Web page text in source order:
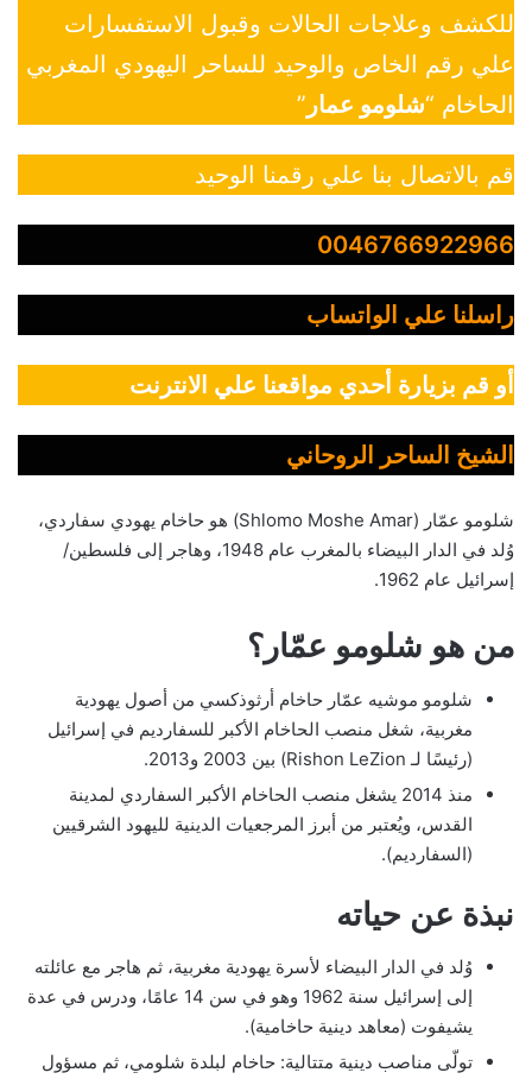
للكشف وعلاجات الحالات وقبول الاستفسارات
علي رقم الخاص والوحيد للساحر اليهودي المغربي
الحاخام “شلومو عمار ”
قم بالاتصال بنا علي رقمنا الوحيد
0046766922966
راسلنا علي الواتساب
أو قم بزيارة أحدي مواقعنا علي الانترنت
الشيخ الساحر الروحاني
شلومو عمّار (Shlomo Moshe Amar) هو حاخام يهودي سفاردي،
وُلد في الدار البيضاء بالمغرب عام 1948، وهاجر إلى فلسطين/
إسرائيل عام 1962.
من هو شلومو عمّار؟
شلومو موشيه عمّار حاخام أرثوذكسي من أصول يهودية
مغربية، شغل منصب الحاخام الأكبر للسفارديم في إسرائيل
(رئيسًا لـ Rishon LeZion) بين 2003 و2013.
منذ 2014 يشغل منصب الحاخام الأكبر السفاردي لمدينة
القدس، ويُعتبر من أبرز المرجعيات الدينية لليهود الشرقيين
(السفارديم).
نبذة عن حياته
وُلد في الدار البيضاء لأسرة يهودية مغربية، ثم هاجر مع عائلته
إلى إسرائيل سنة 1962 وهو في سن 14 عامًا، ودرس في عدة
يشيفوت (معاهد دينية حاخامية).
تولّى مناصب دينية متتالية: حاخام لبلدة شلومي، ثم مسؤول